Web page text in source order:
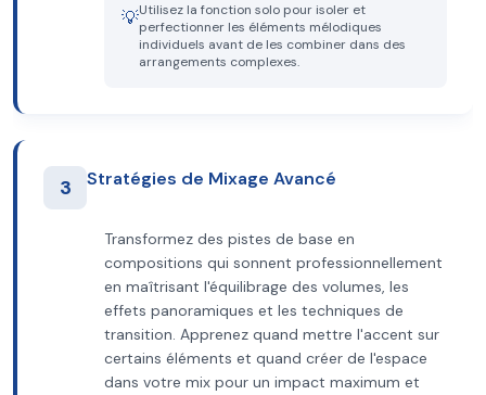
💡Utilisez la fonction solo pour isoler et
perfectionner les éléments mélodiques
individuels avant de les combiner dans des
arrangements complexes.
3 Stratégies de Mixage Avancé
Transformez des pistes de base en
compositions qui sonnent professionnellement
en maîtrisant l'équilibrage des volumes, les
effets panoramiques et les techniques de
transition. Apprenez quand mettre l'accent sur
certains éléments et quand créer de l'espace
dans votre mix pour un impact maximum et